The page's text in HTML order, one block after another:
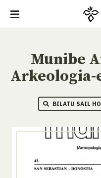
Munibe
BILATU SAIL